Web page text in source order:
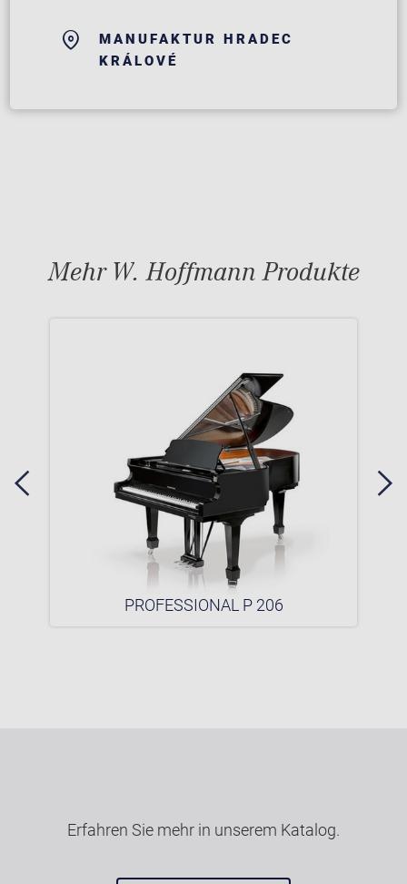
MANUFAKTUR HRADEC
KRÁLOVÉ
Mehr W. Hoffmann Produkte
PROFESSIONAL P 206
Erfahren Sie mehr in unserem Katalog.